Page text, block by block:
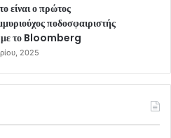
είναι ο πρώτος
ποδοσφαιριστής
το Bloomberg
2025